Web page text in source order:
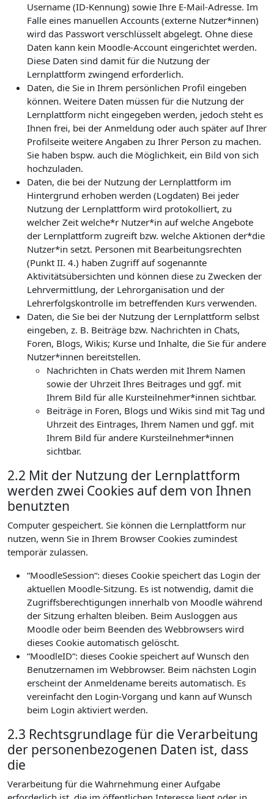
Username (ID-Kennung) sowie Ihre E-Mail-Adresse. Im
Falle eines manuellen Accounts (externe Nutzer*innen)
wird das Passwort verschlüsselt abgelegt. Ohne diese
Daten kann kein Moodle-Account eingerichtet werden.
Diese Daten sind damit für die Nutzung der
Lernplattform zwingend erforderlich.
Daten, die Sie in Ihrem persönlichen Profil eingeben
können. Weitere Daten müssen für die Nutzung der
Lernplattform nicht eingegeben werden, jedoch steht es
Ihnen frei, bei der Anmeldung oder auch später auf Ihrer
Profilseite weitere Angaben zu Ihrer Person zu machen.
Sie haben bspw. auch die Möglichkeit, ein Bild von sich
hochzuladen.
Daten, die bei der Nutzung der Lernplattform im
Hintergrund erhoben werden (Logdaten) Bei jeder
Nutzung der Lernplattform wird protokolliert, zu
welcher Zeit welche*r Nutzer*in auf welche Angebote
der Lernplattform zugreift bzw. welche Aktionen der*die
Nutzer*in setzt. Personen mit Bearbeitungsrechten
(Punkt II. 4.) haben Zugriff auf sogenannte
Aktivitätsübersichten und können diese zu Zwecken der
Lehrvermittlung, der Lehrorganisation und der
Lehrerfolgskontrolle im betreffenden Kurs verwenden.
Daten, die Sie bei der Nutzung der Lernplattform selbst
eingeben, z. B. Beiträge bzw. Nachrichten in Chats,
Foren, Blogs, Wikis; Kurse und Inhalte, die Sie für andere
Nutzer*innen bereitstellen.
Nachrichten in Chats werden mit Ihrem Namen
sowie der Uhrzeit Ihres Beitrages und ggf. mit
Ihrem Bild für alle Kursteilnehmer*innen sichtbar.
Beiträge in Foren, Blogs und Wikis sind mit Tag und
Uhrzeit des Eintrages, Ihrem Namen und ggf. mit
Ihrem Bild für andere Kursteilnehmer*innen
sichtbar.
2.2 Mit der Nutzung der Lernplattform
werden zwei Cookies auf dem von Ihnen
benutzten
Computer gespeichert. Sie können die Lernplattform nur
nutzen, wenn Sie in Ihrem Browser Cookies zumindest
temporär zulassen.
“MoodleSession“: dieses Cookie speichert das Login der
aktuellen Moodle-Sitzung. Es ist notwendig, damit die
Zugriffsberechtigungen innerhalb von Moodle während
der Sitzung erhalten bleiben. Beim Ausloggen aus
Moodle oder beim Beenden des Webbrowsers wird
dieses Cookie automatisch gelöscht.
“MoodleID“: dieses Cookie speichert auf Wunsch den
Benutzernamen im Webbrowser. Beim nächsten Login
erscheint der Anmeldename bereits automatisch. Es
vereinfacht den Login-Vorgang und kann auf Wunsch
beim Login aktiviert werden.
2.3 Rechtsgrundlage für die Verarbeitung
der personenbezogenen Daten ist, dass
die
Verarbeitung für die Wahrnehmung einer Aufgabe